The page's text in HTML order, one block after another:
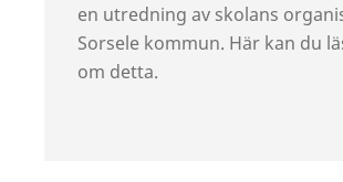
en utredning av skolans
Sorsele kommun. Här kan du
om detta.